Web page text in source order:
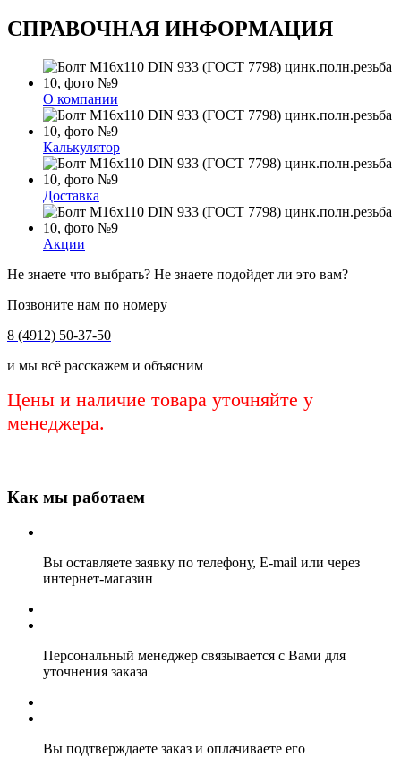
СПРАВОЧНАЯ ИНФОРМАЦИЯ
О компании
Калькулятор
Доставка
Акции
Не знаете что выбрать? Не знаете подойдет ли это вам?
Позвоните нам по номеру
8 (4912) 50-37-50
и мы всё расскажем и объясним
Цены и наличие товара уточняйте у
менеджера.
Как мы работаем
Вы оставляете заявку по телефону, E-mail или через
интернет-магазин
Персональный менеджер связывается с Вами для
уточнения заказа
Вы подтверждаете заказ и оплачиваете его